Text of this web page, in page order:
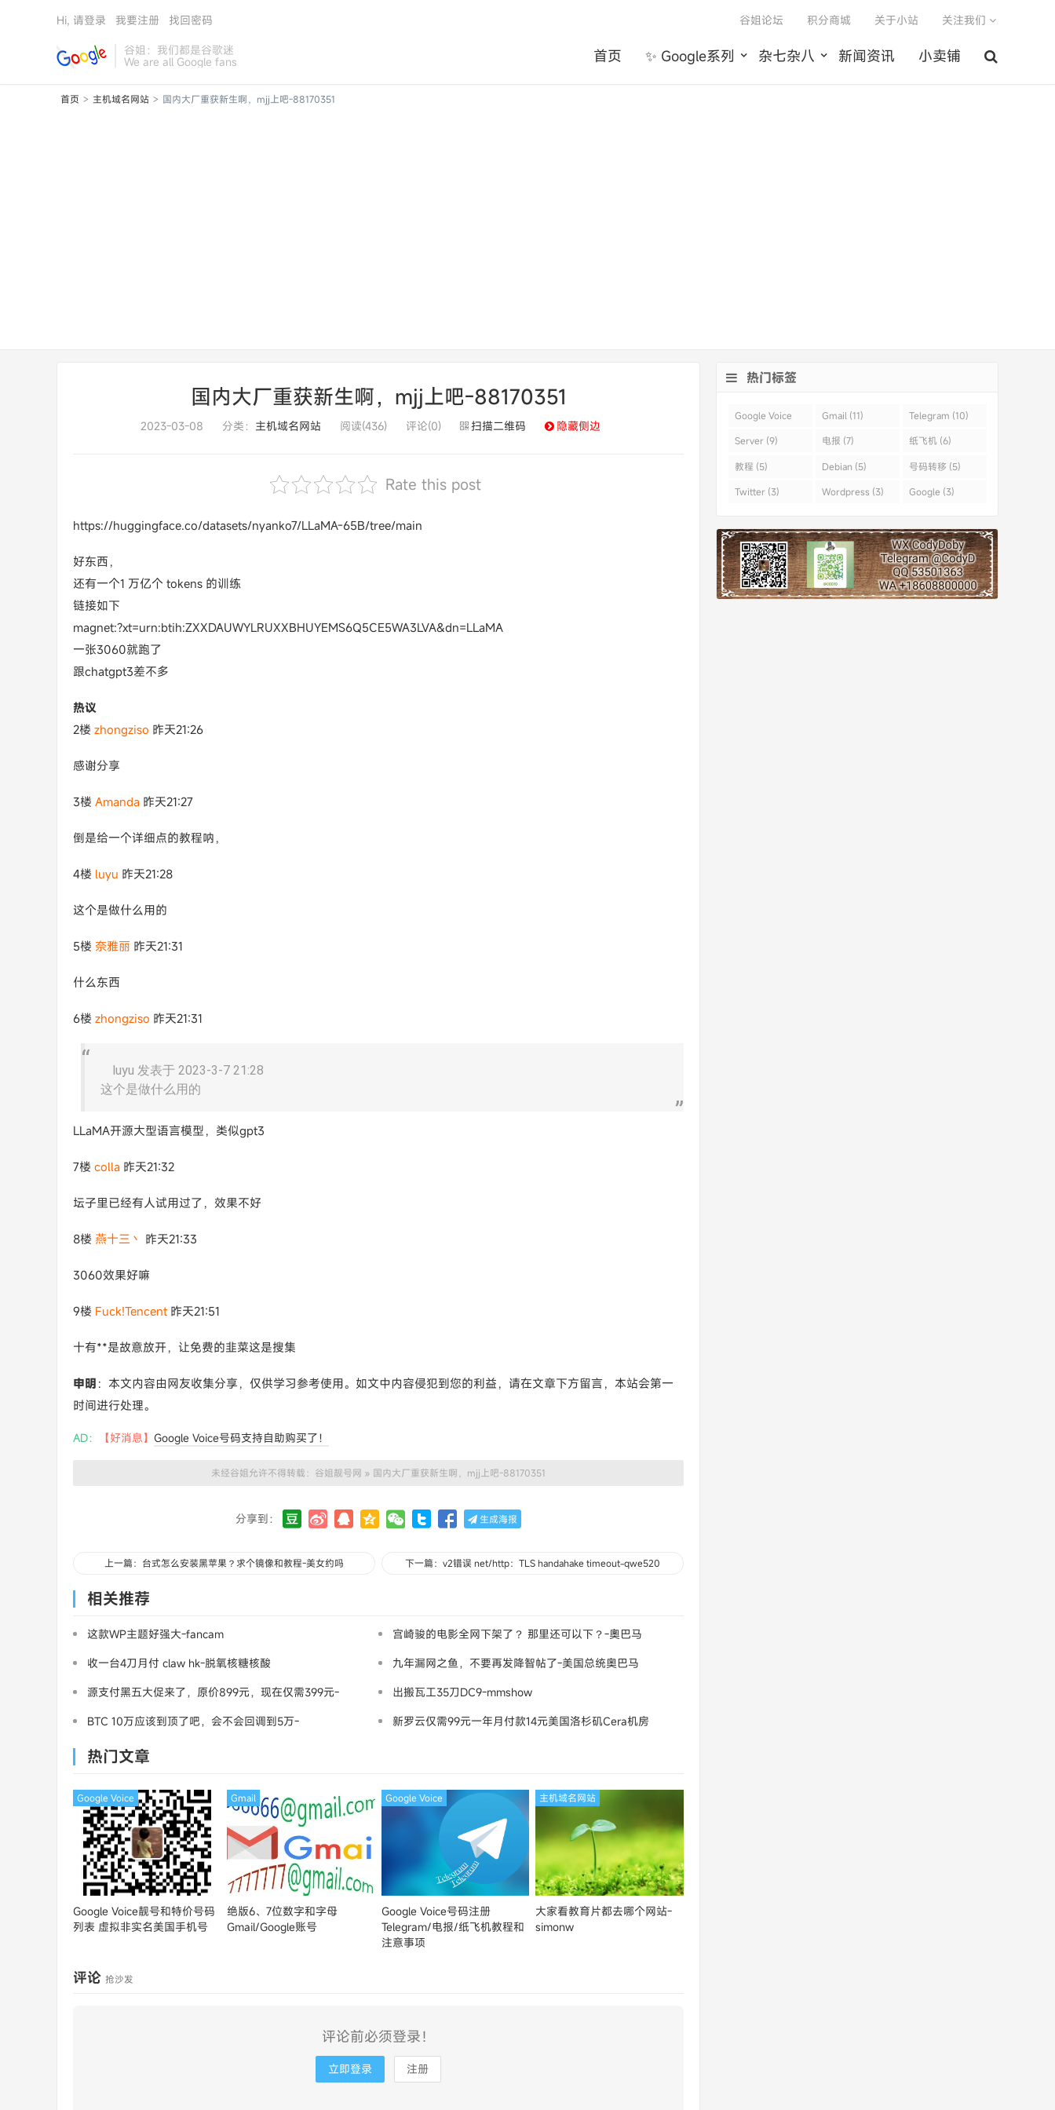
谷姐：我们都是谷歌迷
We are all Google fans 首页 ✨ Google系列 杂七杂八 新闻资讯 小卖铺
谷姐论坛 积分商城 关于小站 关注我们
Hi, 请登录 我要注册 找回密码
首页 > 主机域名网站 > 国内大厂重获新生啊，mjj上吧-88170351
国内大厂重获新生啊，mjj上吧-88170351
2023-03-08 分类： 主机域名网站 阅读(436) 评论(0) 扫描二维码 隐藏侧边
Rate this post
https://huggingface.co/datasets/nyanko7/LLaMA-65B/tree/main
好东西，
还有一个1 万亿个 tokens 的训练
链接如下
magnet:?xt=urn:btih:ZXXDAUWYLRUXXBHUYEMS6Q5CE5WA3LVA&dn=LLaMA
一张3060就跑了
跟chatgpt3差不多
热议
2楼 zhongziso 昨天21:26
感谢分享
3楼 Amanda 昨天21:27
倒是给一个详细点的教程呐，
4楼 luyu 昨天21:28
这个是做什么用的
5楼 奈雅丽 昨天21:31
什么东西
6楼 zhongziso 昨天21:31
luyu 发表于 2023-3-7 21:28
这个是做什么用的
LLaMA开源大型语言模型，类似gpt3
7楼 colla 昨天21:32
坛子里已经有人试用过了，效果不好
8楼 燕十三丶 昨天21:33
3060效果好嘛
9楼 Fuck!Tencent 昨天21:51
十有**是故意放开，让免费的韭菜这是搜集
申明 ：本文内容由网友收集分享，仅供学习参考使用。如文中内容侵犯到您的利益，请在文章下方留言，本站会第一
时间进行处理。
AD： 【好消息】 Google Voice号码支持自助购买了！
未经谷姐允许不得转载： 谷姐靓号网 » 国内大厂重获新生啊，mjj上吧-88170351
分享到： 生成海报
上一篇：台式怎么安装黑苹果？求个镜像和教程-美女约吗 下一篇：v2错误 net/http：TLS handahake timeout-qwe520
相关推荐
这款WP主题好强大-fancam
宫崎骏的电影全网下架了？ 那里还可以下？-奧巴马
收一台4刀月付 claw hk-脱氧核糖核酸
九年漏网之鱼，不要再发降智帖了-美国总统奥巴马
源支付黑五大促来了，原价899元，现在仅需399元-
出搬瓦工35刀DC9-mmshow
BTC 10万应该到顶了吧，会不会回调到5万-
新罗云仅需99元一年月付款14元美国洛杉矶Cera机房
热门文章
Google Voice靓号和特价号码
列表 虚拟非实名美国手机号
Google Voice
绝版6、7位数字和字母
Gmail/Google账号
Gmail
Google Voice号码注册
Telegram/电报/纸飞机教程和
注意事项
Google Voice
大家看教育片都去哪个网站-
simonw
主机域名网站
评论 抢沙发
评论前必须登录！
立即登录 注册
热门标签
Google Voice
(43)
Gmail (11) Telegram (10)
Server (9) 电报 (7) 纸飞机 (6)
教程 (5) Debian (5) 号码转移 (5)
Twitter (3) Wordpress (3) Google (3)